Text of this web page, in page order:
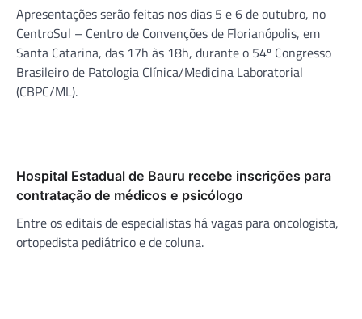
Apresentações serão feitas nos dias 5 e 6 de outubro, no
CentroSul – Centro de Convenções de Florianópolis, em
Santa Catarina, das 17h às 18h, durante o 54º Congresso
Brasileiro de Patologia Clínica/Medicina Laboratorial
(CBPC/ML).
Hospital Estadual de Bauru recebe inscrições para
contratação de médicos e psicólogo
Entre os editais de especialistas há vagas para oncologista,
ortopedista pediátrico e de coluna.